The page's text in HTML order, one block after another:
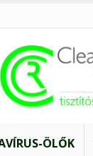
ÖLŐK